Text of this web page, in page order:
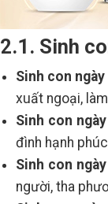
2.1. Sinh
Sinh con ngày
xuất ngoại,
Sinh con
đình hạnh
Sinh con ngày
người, tha